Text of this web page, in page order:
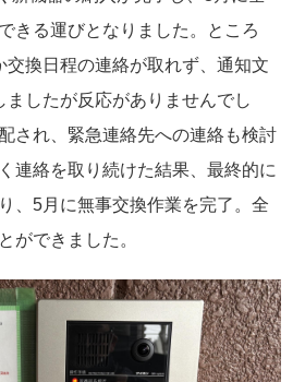
きる運びとなりました。ところ
交換日程の連絡が取れず、通知文
ましたが反応がありませんでし
され、緊急連絡先への連絡も検討
連絡を取り続けた結果、最終的に
、5月に無事交換作業を完了。全
ができました。